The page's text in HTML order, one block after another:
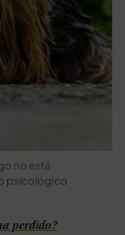
no está
psicológico
perdido?